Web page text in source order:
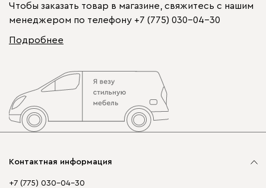
Чтобы заказать товар в магазине, свяжитесь с нашим
менеджером по телефону +7 (775) 030-04-30
Подробнее
Контактная информация
+7 (775) 030-04-30